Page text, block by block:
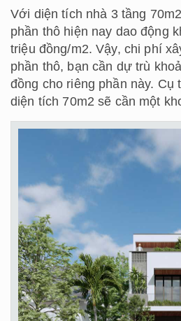
Với diện tích nhà 3 tầng
phần thô hiện nay dao động
triệu đồng/m2. Vậy, chi phí
phần thô, bạn cần dự trù
đồng cho riêng phần này. Cụ
diện tích 70m2 sẽ cần một